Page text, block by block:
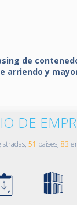
de
arriendo y
DE
51 países, 83